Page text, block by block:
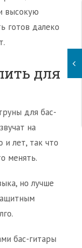
высокую
готов далеко
для
для бас-
на
и лет, так что
менять.
но лучше
бас-гитары